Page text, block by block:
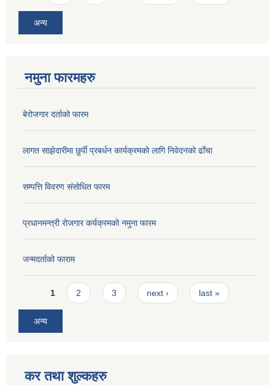
अन्य
नमुना फारमहरु
बेरोजगार दर्ताको फारम
लागत साझेदारीमा छुर्पी प्रबर्धन कार्यक्रमको लागि निवेदनको ढाँचा
सम्पत्ति विवरण संसोधित फारम
प्रधानमन्त्री रोजगार कर्यक्रमको नमुना फारम
जन्मदर्ताको फाराम
Pages
1 2 3 next › last »
अन्य
कर तथा शुल्कहरु